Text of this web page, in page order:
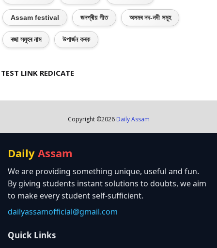
Assam festival জনপ্ৰীয় গীত অসমৰ নদ-নদী সমূহ
ৰজা সমূহৰ নাম উপাৰ্জন কৰক
TEST LINK REDICATE
Copyright ©2026 Daily Assam
Daily Assam
We are providing something unique, useful and fun.
By giving students instant solutions to doubts, we aim
to make every student self-sufficient.
dailyassamofficial@gmail.com
Quick Links